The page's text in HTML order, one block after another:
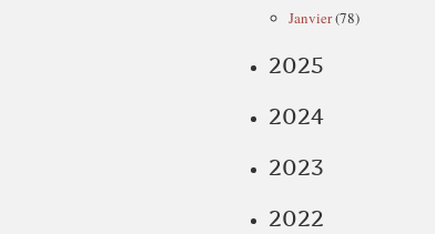
Janvier(78)
2025
2024
2023
2022